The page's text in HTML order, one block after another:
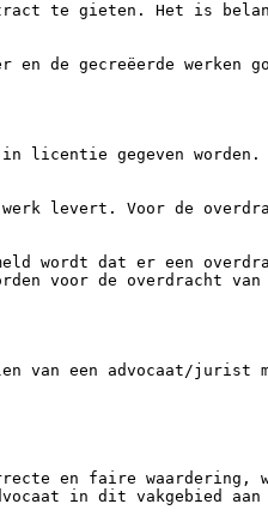
te gieten. Het is
de gecreëerde werken
in licentie gegeven
levert. Voor de
wordt dat er een
voor de overdracht van
van een advocaat/
en faire
in dit vakgebied